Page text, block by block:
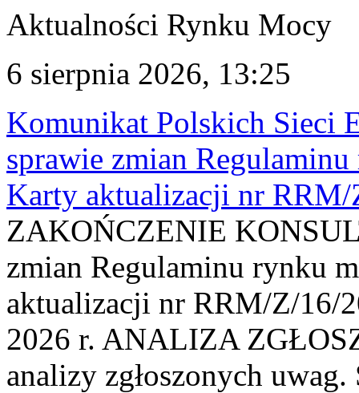
Aktualności Rynku Mocy
6 sierpnia 2026, 13:25
Komunikat Polskich Sieci
sprawie zmian
Karty aktualizacji nr
ZAKOŃCZENIE
zmian Regulaminu rynku
aktualizacji nr RRM/Z/16/
2026 r. ANALIZA
analizy zgłoszonych